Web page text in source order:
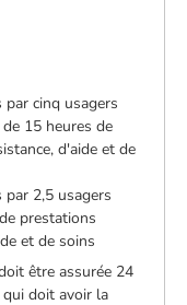
cinq usagers
15 heures de
d'aide et de
2,5 usagers
prestations
et de soins
être assurée 24
doit avoir la